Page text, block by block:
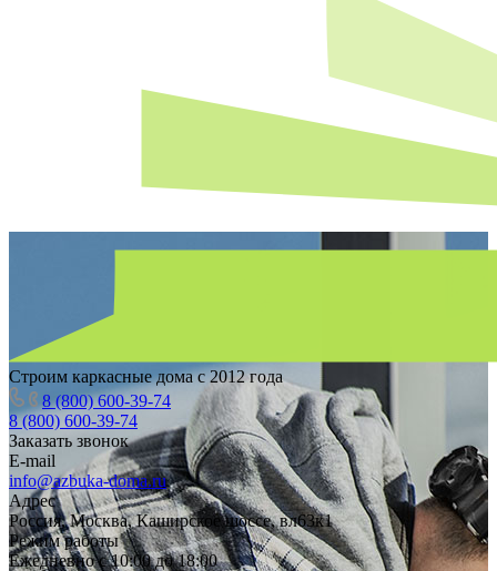
Строим каркасные дома с 2012 года
8 (800) 600-39-74
8 (800) 600-39-74
Заказать звонок
E-mail
info@azbuka-doma.ru
Адрес
Россия, Москва, Каширское шоссе, вл63к1
Режим работы
Ежедневно с 10:00 до 18:00